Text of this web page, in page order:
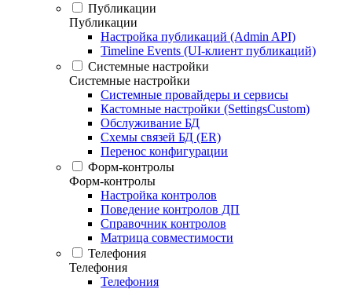
Публикации
Публикации
Настройка публикаций (Admin API)
Timeline Events (UI-клиент публикаций)
Системные настройки
Системные настройки
Системные провайдеры и сервисы
Кастомные настройки (SettingsCustom)
Обслуживание БД
Схемы связей БД (ER)
Перенос конфигурации
Форм-контролы
Форм-контролы
Настройка контролов
Поведение контролов ДП
Справочник контролов
Матрица совместимости
Телефония
Телефония
Телефония